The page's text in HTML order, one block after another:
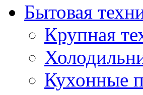
Бытовая
Крупная
Кухонные